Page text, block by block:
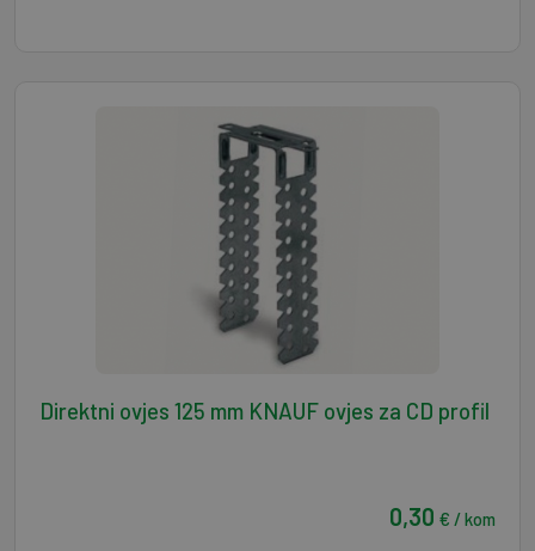
Direktni ovjes 125 mm KNAUF ovjes za CD profil
0,30 € / kom